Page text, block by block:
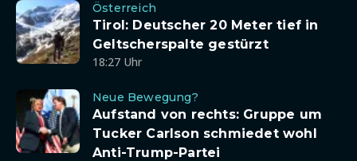
Österreich
Tirol: Deutscher 20 Meter tief in
Geltscherspalte gestürzt
18:27 Uhr
Neue Bewegung?
Aufstand von rechts: Gruppe um
Tucker Carlson schmiedet wohl
Anti-Trump-Partei